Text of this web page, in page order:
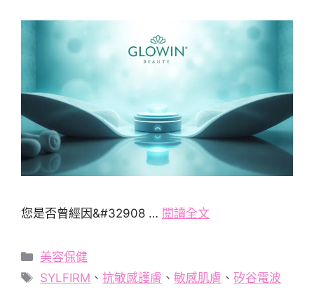
您是否曾經因&#32908 … 閱讀全文
分
類
美容保健
標
SYLFIRM 、抗敏感護膚 、敏感肌膚 、矽谷電波